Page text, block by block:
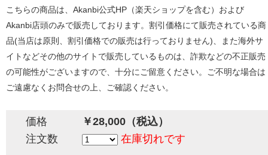
こちらの商品は、Akanbi公式HP（楽天ショップを含む）および
Akanbi店頭のみで販売しております。割引価格にて販売されている商
品(当店は原則、割引価格での販売は行っておりません)、また海外サ
イトなどその他のサイトで販売しているものは、詐欺などの不正販売
の可能性がございますので、十分にご留意ください。ご不明な場合は
ご遠慮なくお問合せの上、ご確認ください。
価格
￥28,000（税込）
注文数
在庫切れです